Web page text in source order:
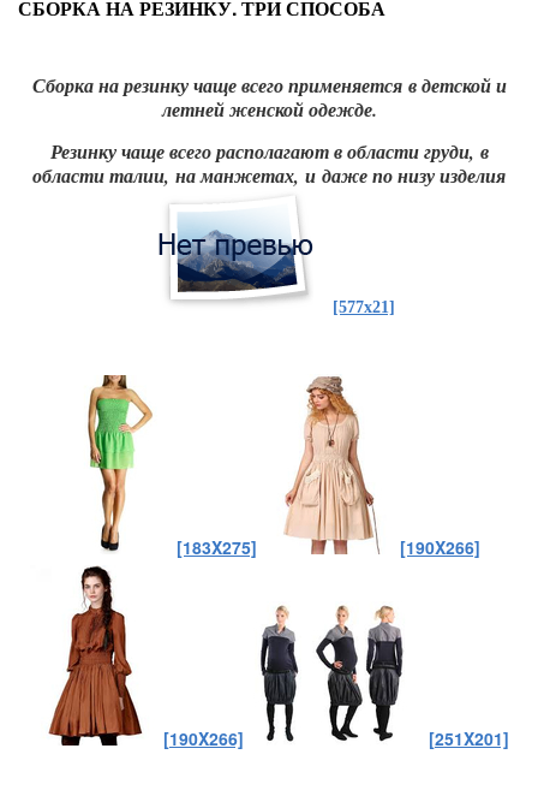
СБОРКА НА РЕЗИНКУ. ТРИ СПОСОБА
Сборка на резинку чаще всего применяется в детской и
летней женской одежде.
Резинку чаще всего располагают в области груди, в
области талии, на манжетах, и даже по низу изделия
[577x21]
[183X275] [190X266]
[190X266] [251X201]